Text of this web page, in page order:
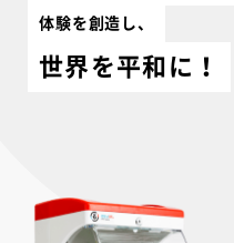
体験を創造し、
世界を平和に！